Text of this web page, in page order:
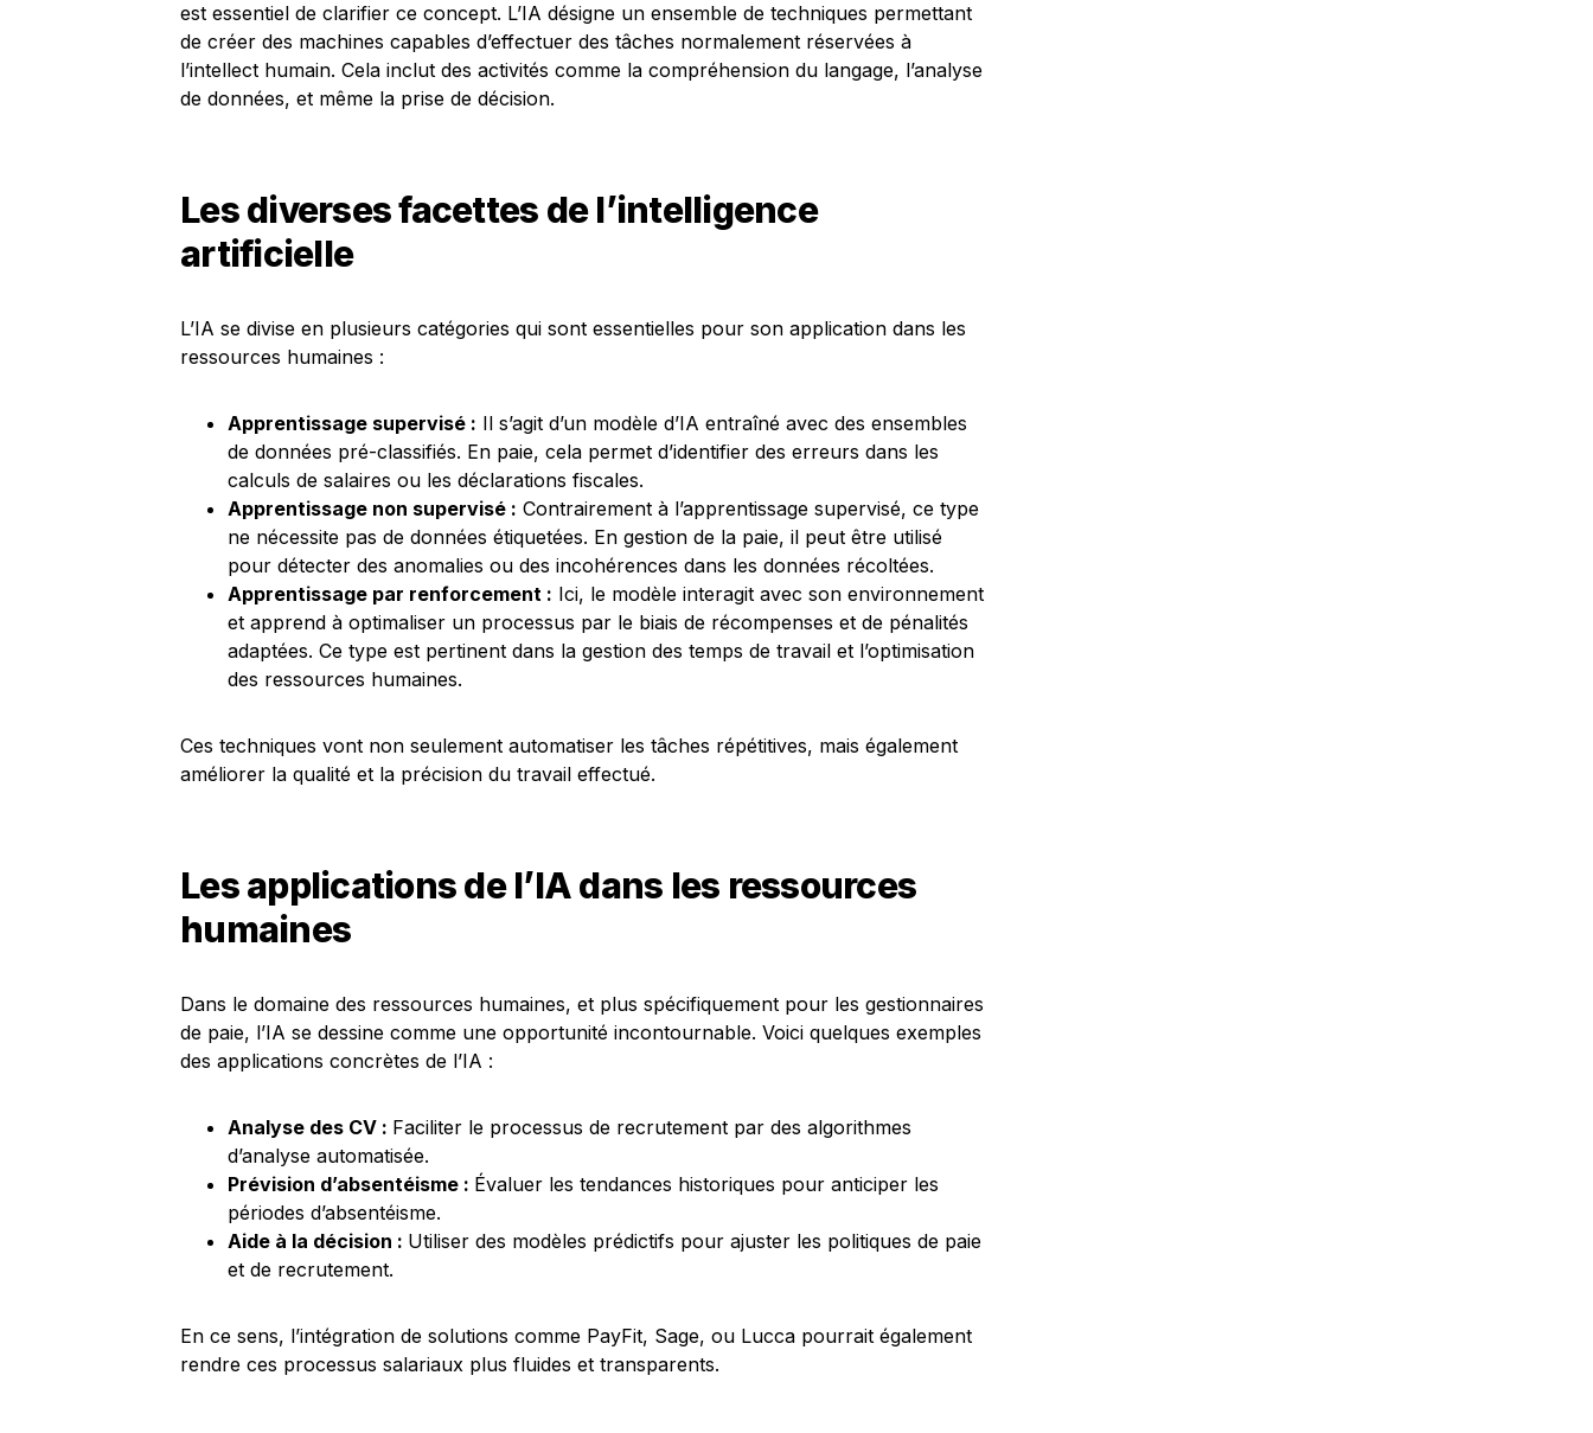
est essentiel de clarifier ce concept. L’IA désigne un ensemble de techniques permettant
de créer des machines capables d’effectuer des tâches normalement réservées à
l’intellect humain. Cela inclut des activités comme la compréhension du langage, l’analyse
de données, et même la prise de décision.
Les diverses facettes de l’intelligence
artificielle
L’IA se divise en plusieurs catégories qui sont essentielles pour son application dans les
ressources humaines :
Apprentissage supervisé : Il s’agit d’un modèle d’IA entraîné avec des ensembles
de données pré-classifiés. En paie, cela permet d’identifier des erreurs dans les
calculs de salaires ou les déclarations fiscales.
Apprentissage non supervisé : Contrairement à l’apprentissage supervisé, ce type
ne nécessite pas de données étiquetées. En gestion de la paie, il peut être utilisé
pour détecter des anomalies ou des incohérences dans les données récoltées.
Apprentissage par renforcement : Ici, le modèle interagit avec son environnement
et apprend à optimaliser un processus par le biais de récompenses et de pénalités
adaptées. Ce type est pertinent dans la gestion des temps de travail et l’optimisation
des ressources humaines.
Ces techniques vont non seulement automatiser les tâches répétitives, mais également
améliorer la qualité et la précision du travail effectué.
Les applications de l’IA dans les ressources
humaines
Dans le domaine des ressources humaines, et plus spécifiquement pour les gestionnaires
de paie, l’IA se dessine comme une opportunité incontournable. Voici quelques exemples
des applications concrètes de l’IA :
Analyse des CV : Faciliter le processus de recrutement par des algorithmes
d’analyse automatisée.
Prévision d’absentéisme : Évaluer les tendances historiques pour anticiper les
périodes d’absentéisme.
Aide à la décision : Utiliser des modèles prédictifs pour ajuster les politiques de paie
et de recrutement.
En ce sens, l’intégration de solutions comme PayFit, Sage, ou Lucca pourrait également
rendre ces processus salariaux plus fluides et transparents.